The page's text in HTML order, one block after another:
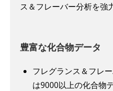
ス＆フレーバー分析を強
豊富な化合物データ
フレグランス＆フレ
は9000以上の化合物